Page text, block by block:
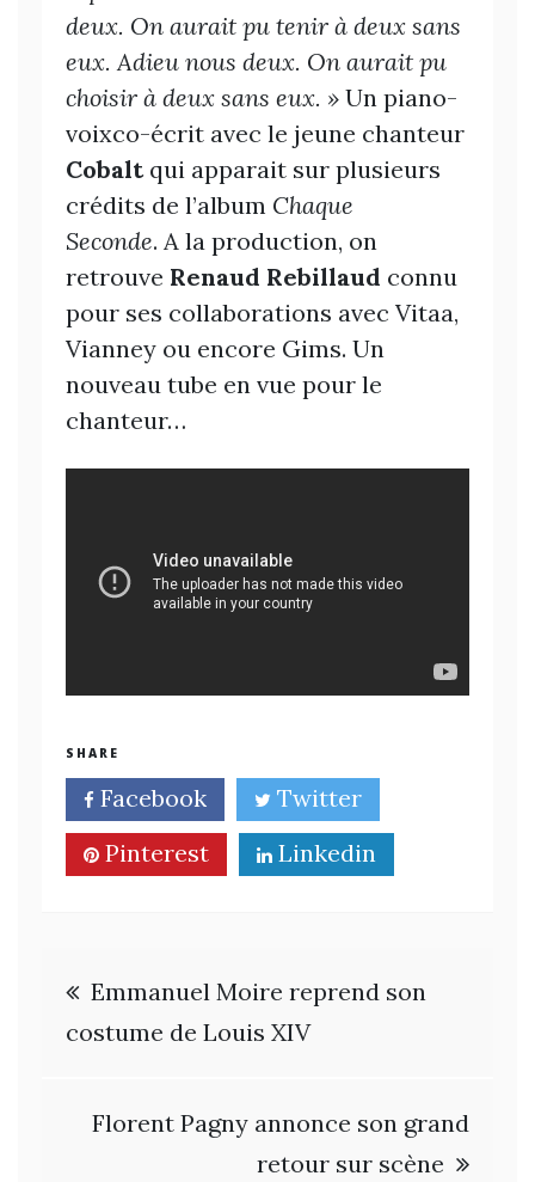
deux. On aurait pu tenir à deux sans
eux. Adieu nous deux. On aurait pu
choisir à deux sans eux. » Un piano-
voixco-écrit avec le jeune chanteur
Cobaltqui apparait sur plusieurs
crédits de l’album Chaque
Seconde. A la production, on
retrouve Renaud Rebillaud connu
pour ses collaborations avec Vitaa,
Vianney ou encore Gims. Un
nouveau tube en vue pour le
chanteur…
SHARE
Facebook
Twitter
Pinterest
Linkedin
Navigation
de
l’article
Emmanuel Moire reprend son
costume de Louis XIV
Florent Pagny annonce son grand
retour sur scène